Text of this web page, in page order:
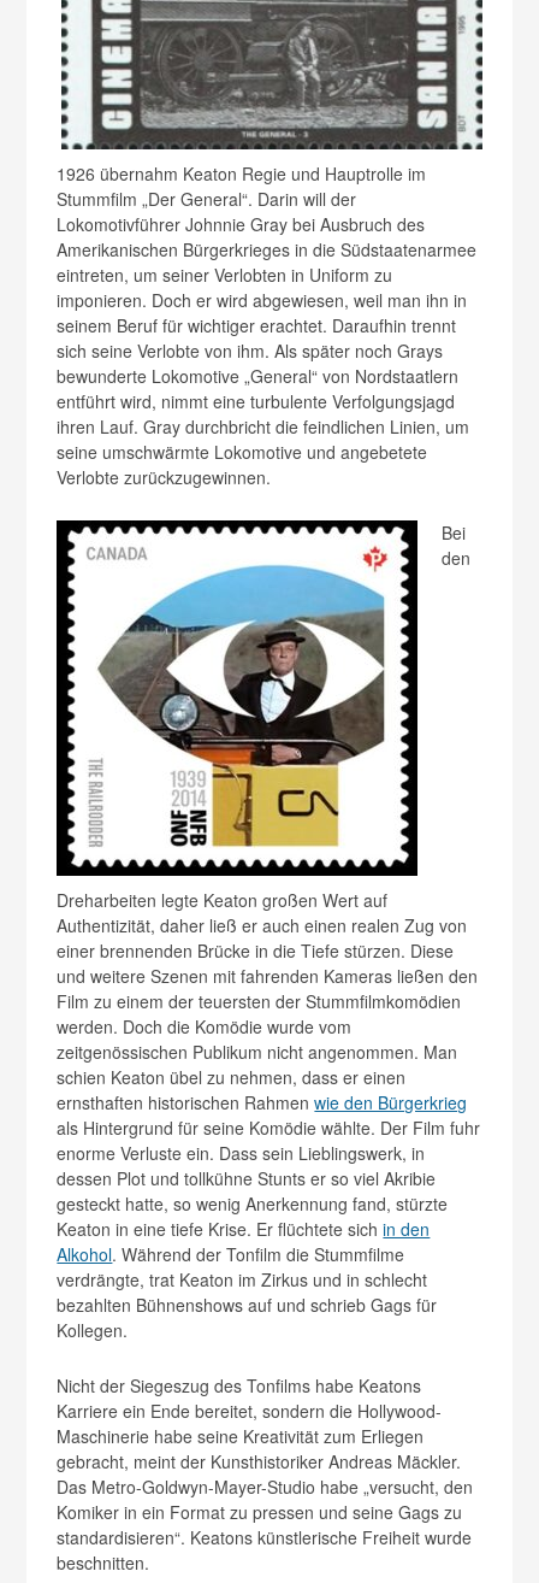
1926 übernahm Keaton Regie und Hauptrolle im
Stummfilm „Der General“. Darin will der
Lokomotivführer Johnnie Gray bei Ausbruch des
Amerikanischen Bürgerkrieges in die Südstaatenarmee
eintreten, um seiner Verlobten in Uniform zu
imponieren. Doch er wird abgewiesen, weil man ihn in
seinem Beruf für wichtiger erachtet. Daraufhin trennt
sich seine Verlobte von ihm. Als später noch Grays
bewunderte Lokomotive „General“ von Nordstaatlern
entführt wird, nimmt eine turbulente Verfolgungsjagd
ihren Lauf. Gray durchbricht die feindlichen Linien, um
seine umschwärmte Lokomotive und angebetete
Verlobte zurückzugewinnen.
Bei
den
Dreharbeiten legte Keaton großen Wert auf
Authentizität, daher ließ er auch einen realen Zug von
einer brennenden Brücke in die Tiefe stürzen. Diese
und weitere Szenen mit fahrenden Kameras ließen den
Film zu einem der teuersten der Stummfilmkomödien
werden. Doch die Komödie wurde vom
zeitgenössischen Publikum nicht angenommen. Man
schien Keaton übel zu nehmen, dass er einen
ernsthaften historischen Rahmenwie den Bürgerkrieg
als Hintergrund für seine Komödie wählte. Der Film fuhr
enorme Verluste ein. Dass sein Lieblingswerk, in
dessen Plot und tollkühne Stunts er so viel Akribie
gesteckt hatte, so wenig Anerkennung fand, stürzte
Keaton in eine tiefe Krise. Er flüchtete sichin den
Alkohol. Während der Tonfilm die Stummfilme
verdrängte, trat Keaton im Zirkus und in schlecht
bezahlten Bühnenshows auf und schrieb Gags für
Kollegen.
Nicht der Siegeszug des Tonfilms habe Keatons
Karriere ein Ende bereitet, sondern die Hollywood-
Maschinerie habe seine Kreativität zum Erliegen
gebracht, meint der Kunsthistoriker Andreas Mäckler.
Das Metro-Goldwyn-Mayer-Studio habe „versucht, den
Komiker in ein Format zu pressen und seine Gags zu
standardisieren“. Keatons künstlerische Freiheit wurde
beschnitten.